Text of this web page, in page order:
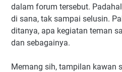
dalam forum tersebut.
di sana, tak sampai selusin.
ditanya, apa kegiatan teman
dan sebagainya.
Memang sih, tampilan kawan